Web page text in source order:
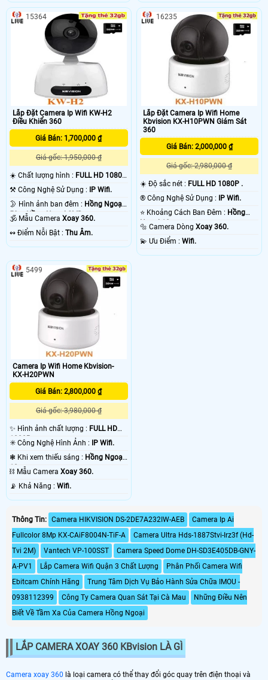
Lắp Đặt Camera Ip Wifi KW-H2
Điều Khiển 360
Giá Bán: 1,700,000 ₫
Giá gốc: 1,950,000 ₫
☀️ Chất lượng hình : FULL HD 1080P
.
⚒ Công Nghệ Sử Dụng :
IP Wifi.
🌛 Hình ảnh ban đêm : Hồng Ngoại
50m Hồng Ngoại SMD.
🕉️ Mẫu Camera Xoay 360.
️↭ Điểm Nỗi Bật : Thu Âm.
15364
Lắp Đặt Camera Ip Wifi Home
Kbvision KX-H10PWN Giám Sát
360
Giá Bán: 2,000,000 ₫
Giá gốc: 2,980,000 ₫
☀️ Độ sắc nét : FULL HD 1080P .
®️ Công Nghệ Sử Dụng :
IP Wifi.
⭐ Khoảng Cách Ban Đêm : Hồng
Ngoại 10m .
🔩 Camera DòngXoay 360.
️💫 Ưu Điểm :Wifi.
16235
Camera Ip Wifi Home Kbvision-
KX-H20PWN
Giá Bán: 2,800,000 ₫
Giá gốc: 3,980,000 ₫
✨ Hình ảnh chất lượng : FULL HD
1080P .
✳️ Công Nghệ Hình Ảnh :
IP Wifi.
❃ Khi xem thiếu sáng : Hồng Ngoại
10m .⛓ Mẫu Camera Xoay 360.
️📡 Khả Năng : Wifi.
5499
Thông Tin: Camera HIKVISION DS-2DE7A232IW-AEB
Camera Ip Ai
Fullcolor 8Mp KX-CAiF8004N-TiF-A
Camera Ultra Hds-1887Stvi-Irz3f (Hd-
Tvi 2M)
Vantech VP-100SST
Camera Speed Dome DH-SD3E405DB-GNY-
A-PV1
Lắp Camera Wifi Quận 3 Chất Lượng
Phân Phối Camera Wifi
Ebitcam Chính Hãng
Trung Tâm Dịch Vụ Bảo Hành Sửa Chữa IMOU -
0938112399
Công Ty Camera Quan Sát Tại Cà Mau
Những Điều Nên
Biết Về Tầm Xa Của Camera Hồng Ngoại
LẮP CAMERA XOAY 360 KBvision LÀ GÌ
Camera xoay 360 là loại camera có thể thay đổi góc quay trên điện thoại và